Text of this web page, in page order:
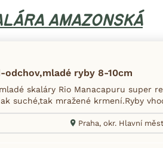
AMAZONSKÁ
odchov,mladé ryby 8-10cm
skaláry Rio Manacapuru super
suché,tak mražené krmení.Ryby
Praha, okr. Hlavní